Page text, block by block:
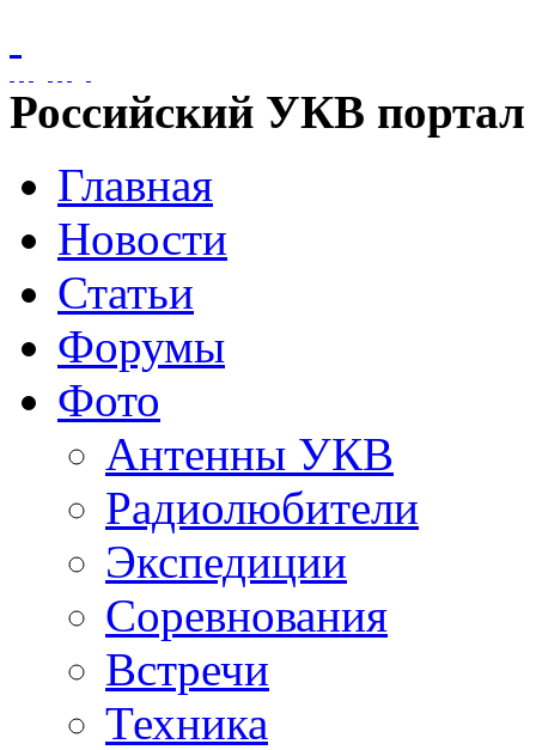
Российский УКВ портал
Главная
Новости
Статьи
Форумы
Фото
Антенны УКВ
Радиолюбители
Экспедиции
Соревнования
Встречи
Техника